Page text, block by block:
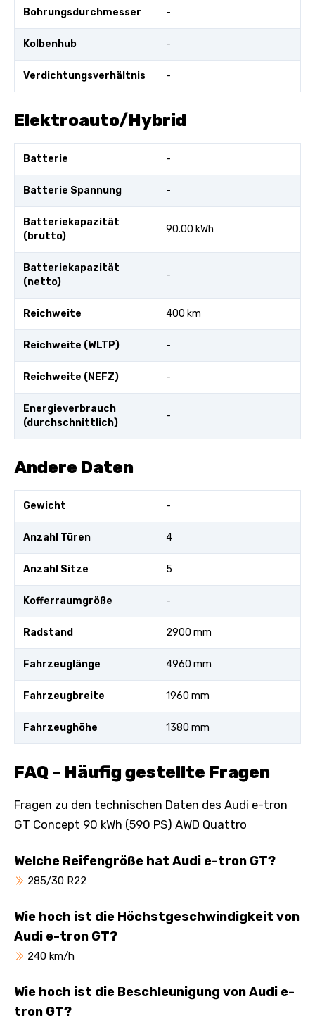
Bohrungsdurchmesser -
Kolbenhub -
Verdichtungsverhältnis -
Elektroauto/Hybrid
Batterie -
Batterie Spannung -
Batteriekapazität
(brutto)
90.00 kWh
Batteriekapazität
(netto)
-
Reichweite 400 km
Reichweite (WLTP) -
Reichweite (NEFZ) -
Energieverbrauch
(durchschnittlich)
-
Andere Daten
Gewicht -
Anzahl Türen 4
Anzahl Sitze 5
Kofferraumgröße -
Radstand 2900 mm
Fahrzeuglänge 4960 mm
Fahrzeugbreite 1960 mm
Fahrzeughöhe 1380 mm
FAQ – Häufig gestellte Fragen
Fragen zu den technischen Daten des Audi e-tron
GT Concept 90 kWh (590 PS) AWD Quattro
Welche Reifengröße hat Audi e-tron GT?
285/30 R22
Wie hoch ist die Höchstgeschwindigkeit von
Audi e-tron GT?
240 km/h
Wie hoch ist die Beschleunigung von Audi e-
tron GT?